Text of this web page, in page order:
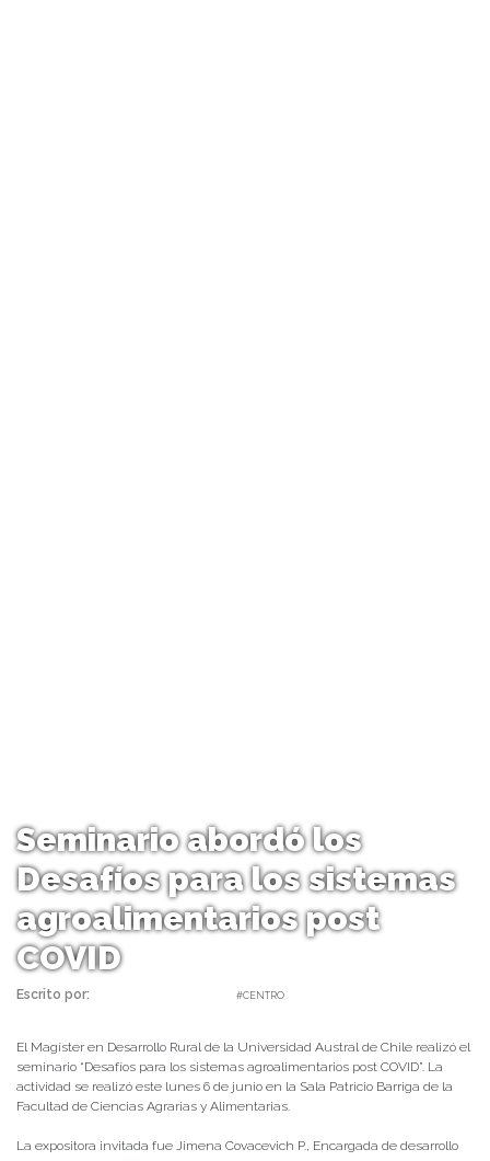
Seminario abordó los
Desafíos para los sistemas
agroalimentarios post
COVID
Escrito por: #CENTRO
El Magíster en Desarrollo Rural de la Universidad Austral de Chile realizó el
seminario “Desafíos para los sistemas agroalimentarios post COVID”. La
actividad se realizó este lunes 6 de junio en la Sala Patricio Barriga de la
Facultad de Ciencias Agrarias y Alimentarias.
La expositora invitada fue Jimena Covacevich P., Encargada de desarrollo